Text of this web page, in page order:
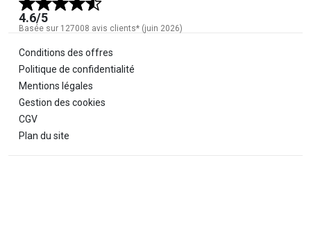
4.6/5
Basée sur 127008 avis clients* (juin 2026)
Informations légales
Conditions des offres
Politique de confidentialité
Mentions légales
Gestion des cookies
CGV
Plan du site